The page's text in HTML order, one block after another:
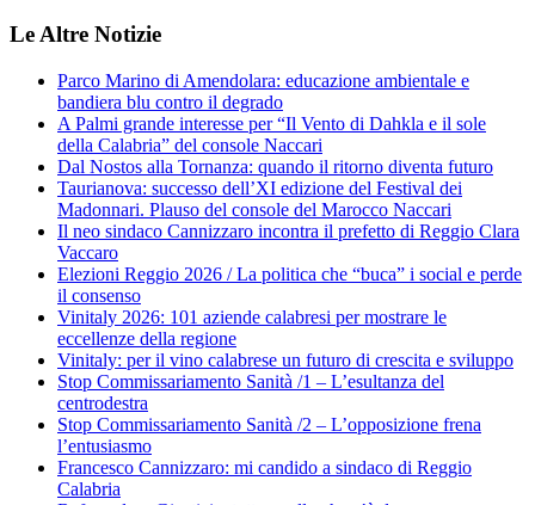
Le Altre Notizie
Parco Marino di Amendolara: educazione ambientale e
bandiera blu contro il degrado
A Palmi grande interesse per “Il Vento di Dahkla e il sole
della Calabria” del console Naccari
Dal Nostos alla Tornanza: quando il ritorno diventa futuro
Taurianova: successo dell’XI edizione del Festival dei
Madonnari. Plauso del console del Marocco Naccari
Il neo sindaco Cannizzaro incontra il prefetto di Reggio Clara
Vaccaro
Elezioni Reggio 2026 / La politica che “buca” i social e perde
il consenso
Vinitaly 2026: 101 aziende calabresi per mostrare le
eccellenze della regione
Vinitaly: per il vino calabrese un futuro di crescita e sviluppo
Stop Commissariamento Sanità /1 – L’esultanza del
centrodestra
Stop Commissariamento Sanità /2 – L’opposizione frena
l’entusiasmo
Francesco Cannizzaro: mi candido a sindaco di Reggio
Calabria